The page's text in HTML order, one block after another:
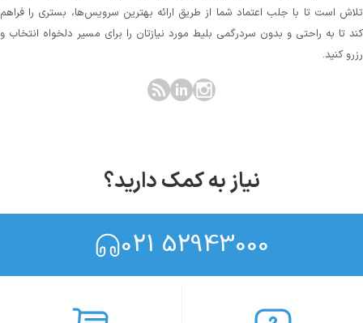
تلاش است تا با جلب اعتماد شما از طریق ارائه بهترین سرویس‌ها، بستری را فراهم
کند تا به راحتی و بدون سردرگمی بلیط مورد نیازتان را برای مسیر دلخواه انتخاب و
رزرو کنید.
نیاز به کمک دارید؟
021 52943000